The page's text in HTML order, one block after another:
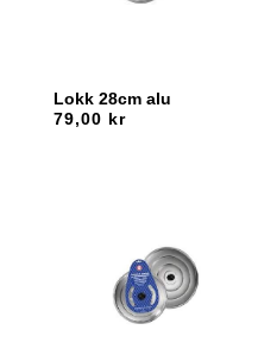
Lokk 28cm alu
79,00 kr